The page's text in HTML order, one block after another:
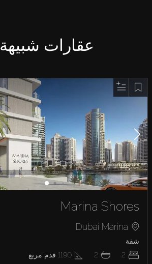
عقارات شبيهة
Marina Shores
Dubai Marina
شقة
2
2
1190 قدم مربع